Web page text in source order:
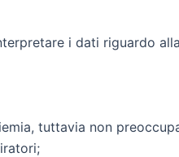
i dati riguardo
tuttavia non